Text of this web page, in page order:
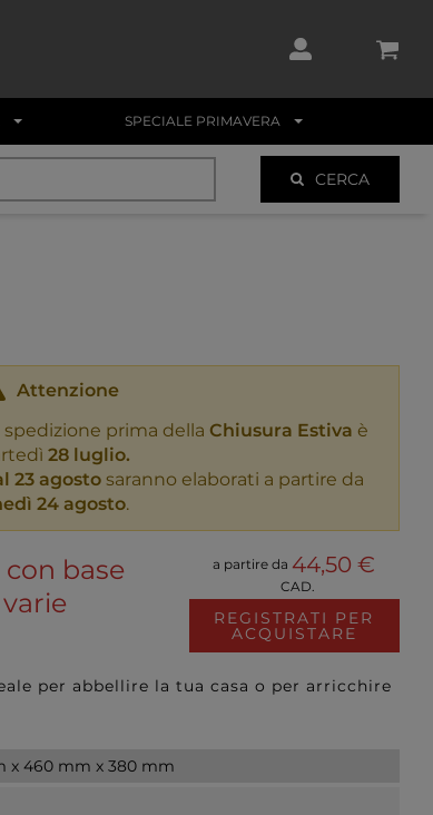
SPECIALE PRIMAVERA
CERCA
Attenzione
prima della Chiusura Estiva è
28 luglio.
23 agosto saranno elaborati a partire da
24 agosto.
base
a partire da 44,50 €
CAD.
REGISTRATI PER
ACQUISTARE
per abbellire la tua casa o per arricchire
x 460 mm x 380 mm